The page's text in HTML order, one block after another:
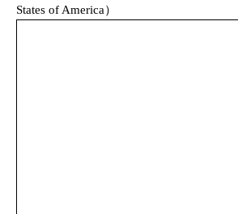
States of America）